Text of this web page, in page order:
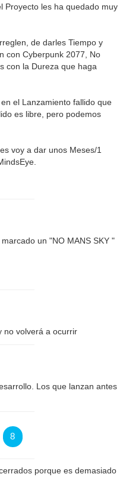
Proyecto les ha quedado muy
de darles Tiempo y
con Cyberpunk 2077, No
con la Dureza que haga
el Lanzamiento fallido que
es libre, pero podemos
voy a dar unos Meses/1
un "NO MANS SKY "
no volverá a ocurrir
Los que lanzan antes
8
porque es demasiado